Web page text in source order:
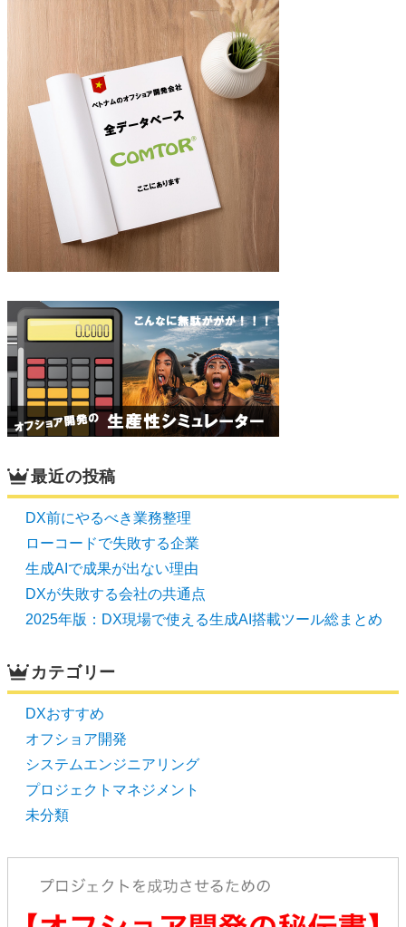
最近の投稿
DX前にやるべき業務整理
ローコードで失敗する企業
生成AIで成果が出ない理由
DXが失敗する会社の共通点
2025年版：DX現場で使える生成AI搭載ツール総まとめ
カテゴリー
DXおすすめ
オフショア開発
システムエンジニアリング
プロジェクトマネジメント
未分類